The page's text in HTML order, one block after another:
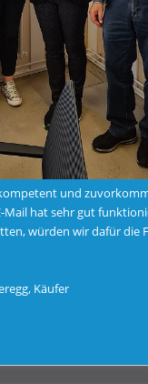
und
hat sehr gut
würden wir dafür die
Käufer